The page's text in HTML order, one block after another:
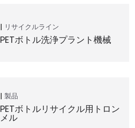
リサイクルライン
PETボトル洗浄プラント機械
製品
PETボトルリサイクル用トロン
メル